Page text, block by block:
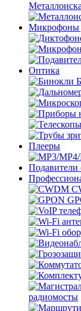
Микрофоны
Оптика
Плееры
Подавители
радиомосты